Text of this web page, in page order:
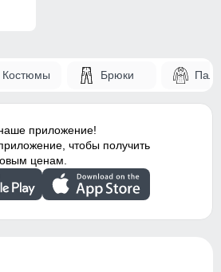
Костюмы Брюки
приложение!
чтобы получить
ценам.